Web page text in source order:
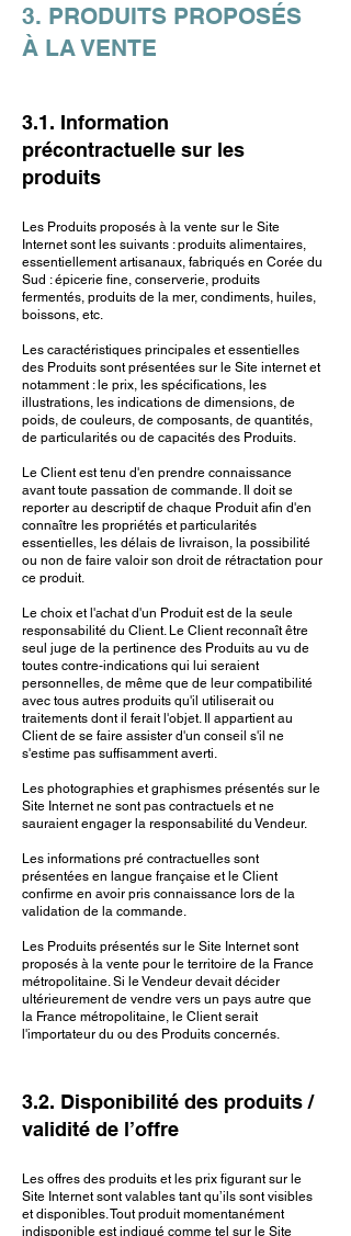
3. PRODUITS PROPOSÉS
À LA VENTE
3.1. Information
précontractuelle sur les
produits
Les Produits proposés à la vente sur le Site
Internet sont les suivants : produits alimentaires,
essentiellement artisanaux, fabriqués en Corée du
Sud : épicerie fine, conserverie, produits
fermentés, produits de la mer, condiments, huiles,
boissons, etc.
Les caractéristiques principales et essentielles
des Produits sont présentées sur le Site internet et
notamment : le prix, les spécifications, les
illustrations, les indications de dimensions, de
poids, de couleurs, de composants, de quantités,
de particularités ou de capacités des Produits.
Le Client est tenu d'en prendre connaissance
avant toute passation de commande. Il doit se
reporter au descriptif de chaque Produit afin d'en
connaître les propriétés et particularités
essentielles, les délais de livraison, la possibilité
ou non de faire valoir son droit de rétractation pour
ce produit.
Le choix et l'achat d'un Produit est de la seule
responsabilité du Client. Le Client reconnaît être
seul juge de la pertinence des Produits au vu de
toutes contre-indications qui lui seraient
personnelles, de même que de leur compatibilité
avec tous autres produits qu'il utiliserait ou
traitements dont il ferait l'objet. Il appartient au
Client de se faire assister d'un conseil s'il ne
s'estime pas suffisamment averti.
Les photographies et graphismes présentés sur le
Site Internet ne sont pas contractuels et ne
sauraient engager la responsabilité du Vendeur.
Les informations pré contractuelles sont
présentées en langue française et le Client
confirme en avoir pris connaissance lors de la
validation de la commande.
Les Produits présentés sur le Site Internet sont
proposés à la vente pour le territoire de la France
métropolitaine. Si le Vendeur devait décider
ultérieurement de vendre vers un pays autre que
la France métropolitaine, le Client serait
l'importateur du ou des Produits concernés.
3.2. Disponibilité des produits /
validité de l’offre
Les offres des produits et les prix figurant sur le
Site Internet sont valables tant qu’ils sont visibles
et disponibles. Tout produit momentanément
indisponible est indiqué comme tel sur le Site